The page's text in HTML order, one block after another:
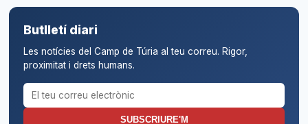
Butlletí diari
Les notícies del Camp de Túria al teu correu. Rigor,
proximitat i drets humans.
Correu electrònic per al butlletí
SUBSCRIURE'M